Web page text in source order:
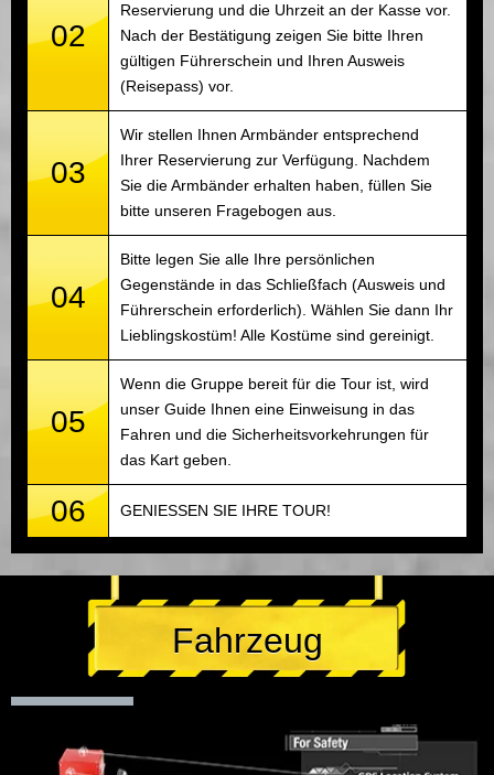
02
Reservierung und die Uhrzeit an der Kasse vor.
Nach der Bestätigung zeigen Sie bitte Ihren
gültigen Führerschein und Ihren Ausweis
(Reisepass) vor.
03
Wir stellen Ihnen Armbänder entsprechend
Ihrer Reservierung zur Verfügung. Nachdem
Sie die Armbänder erhalten haben, füllen Sie
bitte unseren Fragebogen aus.
04
Bitte legen Sie alle Ihre persönlichen
Gegenstände in das Schließfach (Ausweis und
Führerschein erforderlich). Wählen Sie dann Ihr
Lieblingskostüm! Alle Kostüme sind gereinigt.
05
Wenn die Gruppe bereit für die Tour ist, wird
unser Guide Ihnen eine Einweisung in das
Fahren und die Sicherheitsvorkehrungen für
das Kart geben.
06 GENIESSEN SIE IHRE TOUR!
Fahrzeug